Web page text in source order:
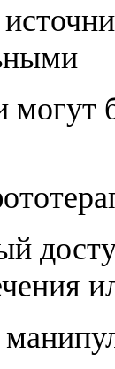
могут